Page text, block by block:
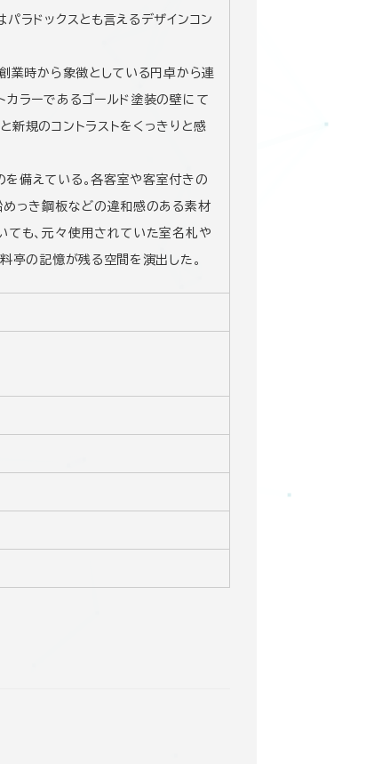
ラドックスとも言えるデザインコン
業時から象徴としている円卓から連
カラーであるゴールド塗装の壁にて
新規のコントラストをくっきりと感
備えている。各客室や客室付きの
めっき鋼板などの違和感のある素材
ても、元々使用されていた室名札や
亭の記憶が残る空間を演出した。